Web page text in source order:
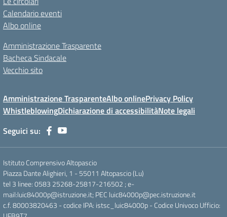
Calendario eventi
Albo online
Amministrazione Trasparente
Bacheca Sindacale
Vecchio sito
Amministrazione TrasparenteAlbo onlinePrivacy Policy
WhistleblowingDichiarazione di accessibilitàNote legali
Seguici su:
Istituto Comprensivo Altopascio
Piazza Dante Alighieri, 1 - 55011 Altopascio (Lu)
tel 3 linee: 0583 25268-25817-216502 ; e-
mail:luic84000p@istruzione.it; PEC luic84000p@pec.istruzione.it
c.f. 80003820463 - codice IPA: istsc_luic84000p - Codice Univoco Ufficio: